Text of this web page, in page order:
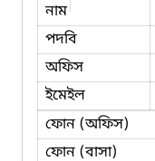
নাম
পদবি
অফিস
ইমেইল
ফোন (অফিস)
ফোন (বাসা)